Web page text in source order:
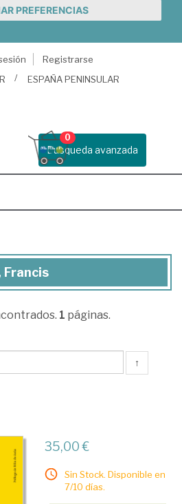
PREFERENCIAS
Registrarse
ESPAÑA PENINSULAR
Busqueda avanzada
0
Francis
1 páginas.
↑
35,00 €
Sin Stock. Disponible en
7/10 días.